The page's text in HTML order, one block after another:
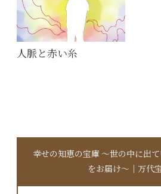
人脈と赤い糸
幸せの知恵の宝庫 〜世の中に出
をお届け〜｜万代